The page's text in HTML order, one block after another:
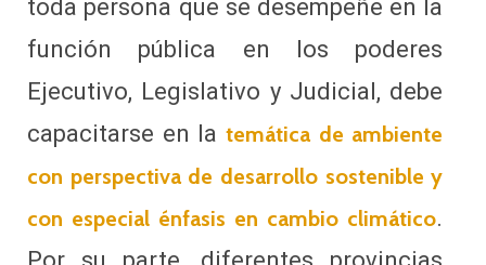
toda persona que se desempeñe en la
función pública en los poderes
Ejecutivo, Legislativo y Judicial, debe
capacitarse en la temática de ambiente
con perspectiva de desarrollo sostenible y
con especial énfasis en cambio climático.